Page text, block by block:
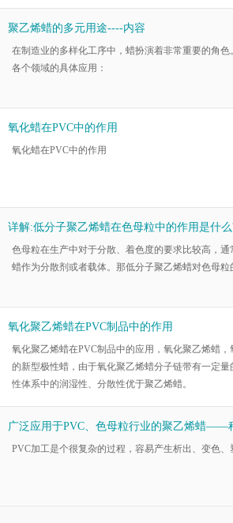
聚乙烯蜡的多元用途----内容
在制造业的多样化工序中，蜡扮演着非常重要的角
各个领域的具体应用：
氧化蜡在PVC中的作用
氧化蜡在PVC中的作用
详解:低分子聚乙烯蜡在色母粒中的作用是什么
色母粒在生产中对于分散、着色度的要求比较高，
蜡作为分散剂或者载体。那低分子聚乙烯蜡对色母粒
氧化聚乙烯蜡在PVC制品中的作用
氧化聚乙烯蜡在PVC制品中的应用，氧化聚乙烯蜡，
的新型极性蜡，由于氧化聚乙烯蜡分子链带有一定量
性体系中的润湿性、分散性优于聚乙烯蜡。
广泛应用于PVC、色母粒行业的聚乙烯蜡——
性好、润滑性强、相容性好
PVC加工是个很复杂的过程，容易产生析出、变色、